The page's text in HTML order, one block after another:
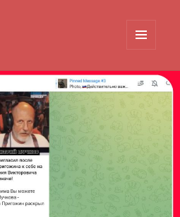
ВИДЖЕТЫ